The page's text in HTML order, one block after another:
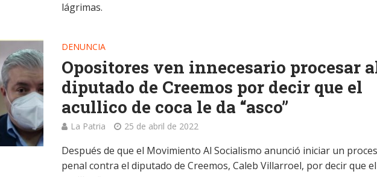
lágrimas.
DENUNCIA
Opositores ven innecesario procesar
diputado de Creemos por decir que el
acullico de coca le da “asco”
La Patria 25 de abril de 2022
Después de que el Movimiento Al Socialismo anunció iniciar un
penal contra el diputado de Creemos, Caleb Villarroel, por decir que el